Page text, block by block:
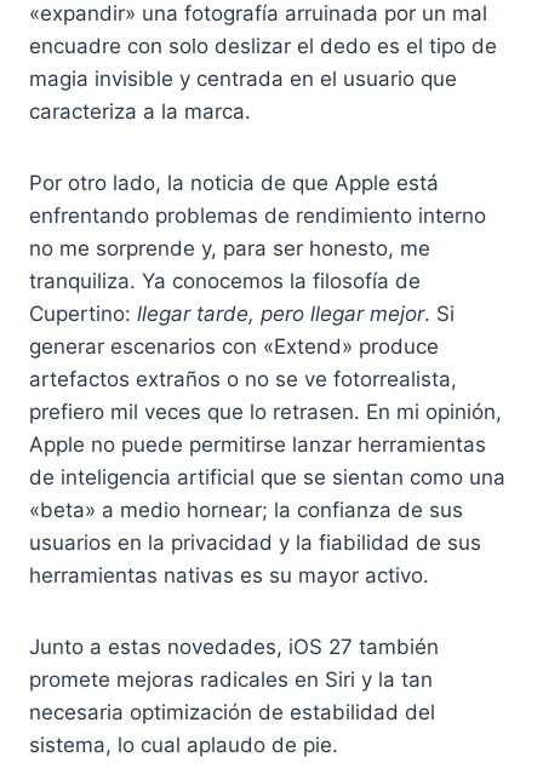
«expandir» una fotografía arruinada por un mal
encuadre con solo deslizar el dedo es el tipo de
magia invisible y centrada en el usuario que
caracteriza a la marca.
Por otro lado, la noticia de que Apple está
enfrentando problemas de rendimiento interno
no me sorprende y, para ser honesto, me
tranquiliza. Ya conocemos la filosofía de
Cupertino: llegar tarde, pero llegar mejor. Si
generar escenarios con «Extend» produce
artefactos extraños o no se ve fotorrealista,
prefiero mil veces que lo retrasen. En mi opinión,
Apple no puede permitirse lanzar herramientas
de inteligencia artificial que se sientan como una
«beta» a medio hornear; la confianza de sus
usuarios en la privacidad y la fiabilidad de sus
herramientas nativas es su mayor activo.
Junto a estas novedades, iOS 27 también
promete mejoras radicales en Siri y la tan
necesaria optimización de estabilidad del
sistema, lo cual aplaudo de pie.